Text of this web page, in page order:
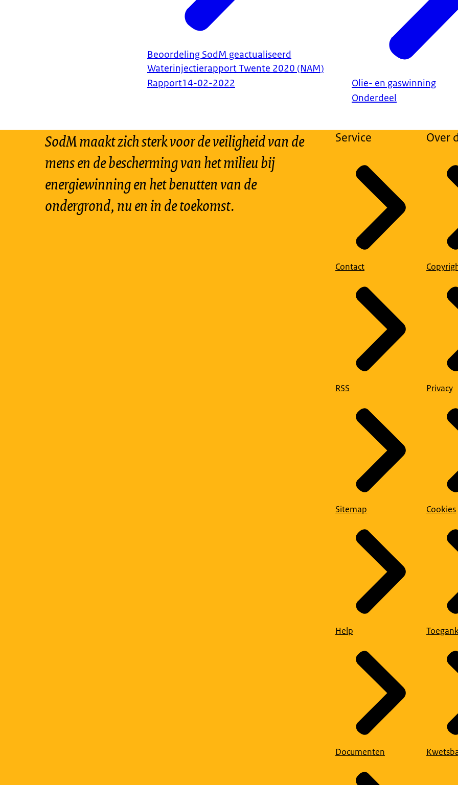
Beoordeling SodM geactualiseerd
Waterinjectierapport Twente 2020 (NAM)
Rapport14-02-2022
Olie- en gaswinning
Onderdeel
SodM maakt zich sterk voor de veiligheid van de
mens en de bescherming van het milieu bij
energiewinning en het benutten van de
ondergrond, nu en in de toekomst.
Service
Contact
RSS
Sitemap
Help
Documenten
Over
Privacy
Cookies